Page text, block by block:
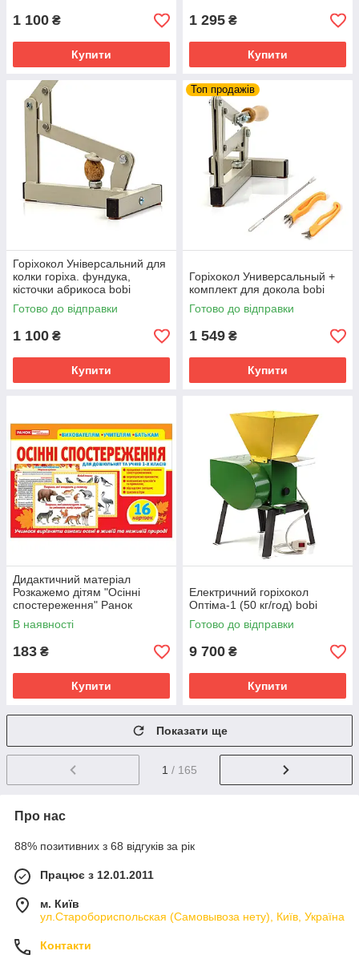
1 100 ₴
Купити
1 295 ₴
Купити
Горіхокол Універсальний для
колки горіха. фундука,
кісточки абрикоса bobi
Готово до відправки
1 100 ₴
Купити
Топ продажів
Горіхокол Универсальный +
комплект для докола bobi
Готово до відправки
1 549 ₴
Купити
Дидактичний матеріал
Розкажемо дітям "Осінні
спостереження" Ранок
10107187У, 16 карток
В наявності
183 ₴
Купити
Електричний горіхокол
Оптіма-1 (50 кг/год) bobi
Готово до відправки
9 700 ₴
Купити
Показати ще
1 / 165
Про нас
88% позитивних з 68 відгуків за рік
Працює з 12.01.2011
м. Київ
ул.Старобориспольская (Самовывоза нету), Київ, Україна
Контакти